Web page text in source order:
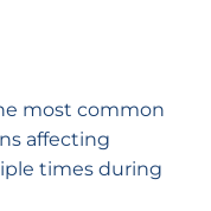
most common
affecting
times during